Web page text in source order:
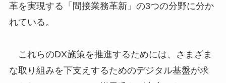
革を実現する「間接業務革新」の3つの分野に分か
れている。
これらのDX施策を推進するためには、さまざま
な取り組みを下支えするためのデジタル基盤が求